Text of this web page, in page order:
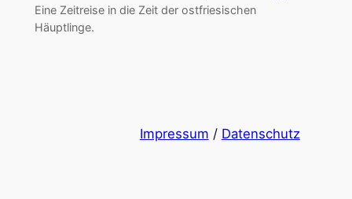
Eine Zeitreise in die Zeit der ostfriesischen
Häuptlinge.
Impressum / Datenschutz